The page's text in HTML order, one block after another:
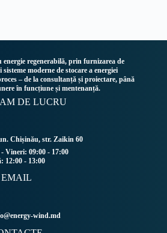
regenerabilă, prin furnizarea de
moderne de stocare a energiei
– de la consultanță și proiectare, până
în funcțiune și mentenanță.
DE LUCRU
Chișinău, str. Zaikin 60
Vineri: 09:00 - 17:00
12:00 - 13:00
EMAIL
wind.md